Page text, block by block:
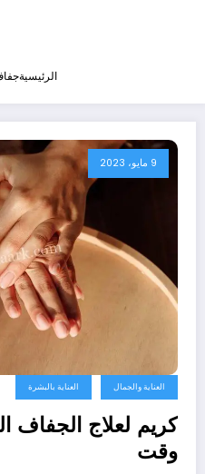
الرئيسية
9 مايو، 2023
العناية والجمال العناية بالبشرة
كريم لعلاج الجفاف
وقت